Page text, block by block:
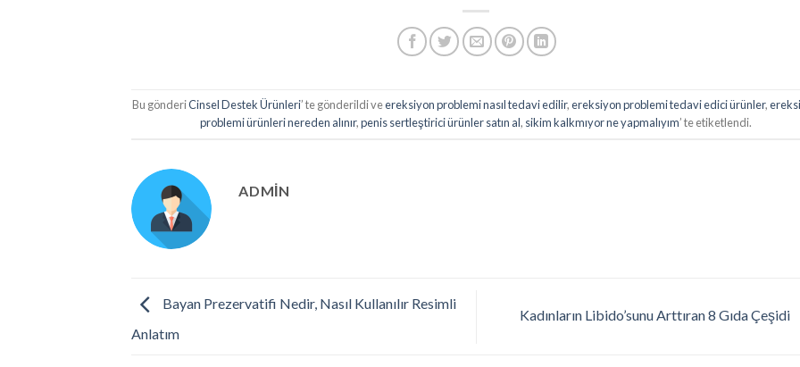
Bu gönderiCinsel Destek Ürünleri’ te gönderildi veereksiyon problemi nasıl tedavi edilir,ereksiyon problemi tedavi edici ürünler,
problemi ürünleri nereden alınır,penis sertleştirici ürünler satın al, sikim kalkmıyor ne yapmalıyım’ te etiketlendi.
ADMIN
Bayan Prezervatifi Nedir, Nasıl Kullanılır Resimli
Anlatım
Kadınların Libido’sunu Arttıran 8 Gıda Çeşidi